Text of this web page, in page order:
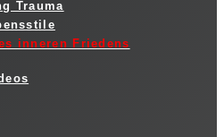
Trauma
inneren Friedens